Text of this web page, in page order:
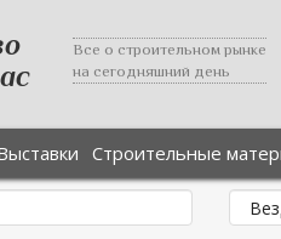
Все о строительном рынке
на сегодняшний день
Строительные